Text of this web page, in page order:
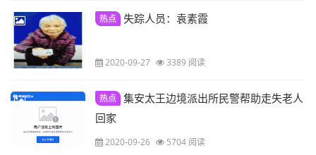
热点 失踪人员：袁素霞
2020-09-27 3389 阅读
热点
集安太王边境派出所民警帮助走失老人
回家
2020-09-26 5704 阅读